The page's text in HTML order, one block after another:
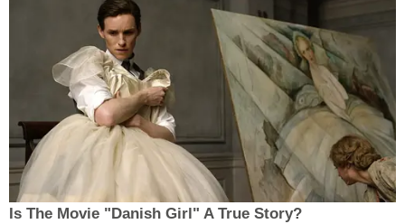
Is The Movie "Danish Girl" A True Story?